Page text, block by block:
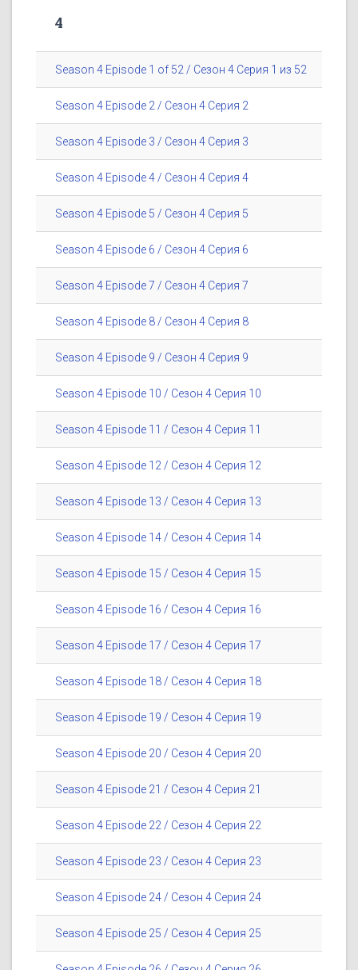
4
Season 4 Episode 1 of 52 / Сезон 4 Серия 1 из 52
Season 4 Episode 2 / Сезон 4 Серия 2
Season 4 Episode 3 / Сезон 4 Серия 3
Season 4 Episode 4 / Сезон 4 Серия 4
Season 4 Episode 5 / Сезон 4 Серия 5
Season 4 Episode 6 / Сезон 4 Серия 6
Season 4 Episode 7 / Сезон 4 Серия 7
Season 4 Episode 8 / Сезон 4 Серия 8
Season 4 Episode 9 / Сезон 4 Серия 9
Season 4 Episode 10 / Сезон 4 Серия 10
Season 4 Episode 11 / Сезон 4 Серия 11
Season 4 Episode 12 / Сезон 4 Серия 12
Season 4 Episode 13 / Сезон 4 Серия 13
Season 4 Episode 14 / Сезон 4 Серия 14
Season 4 Episode 15 / Сезон 4 Серия 15
Season 4 Episode 16 / Сезон 4 Серия 16
Season 4 Episode 17 / Сезон 4 Серия 17
Season 4 Episode 18 / Сезон 4 Серия 18
Season 4 Episode 19 / Сезон 4 Серия 19
Season 4 Episode 20 / Сезон 4 Серия 20
Season 4 Episode 21 / Сезон 4 Серия 21
Season 4 Episode 22 / Сезон 4 Серия 22
Season 4 Episode 23 / Сезон 4 Серия 23
Season 4 Episode 24 / Сезон 4 Серия 24
Season 4 Episode 25 / Сезон 4 Серия 25